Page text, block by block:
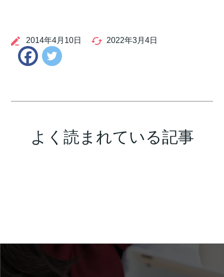
2014年4月10日 2022年3月4日
Facebook
よく読まれている記事